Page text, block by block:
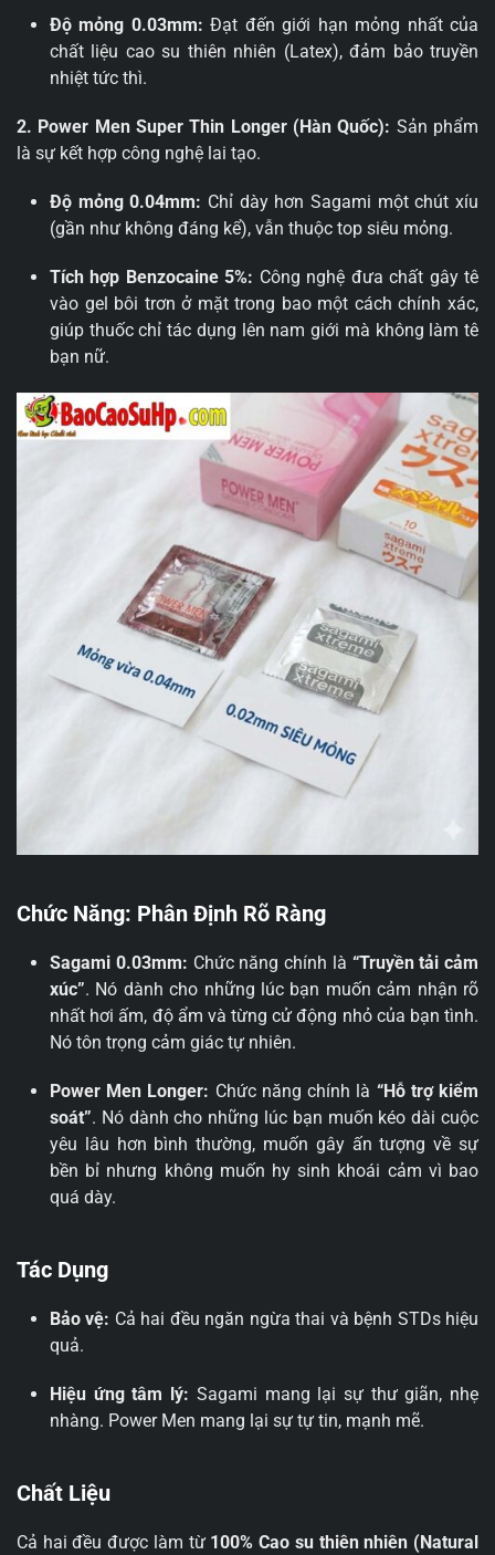
Độ mỏng 0.03mm: Đạt đến giới hạn mỏng nhất của
chất liệu cao su thiên nhiên (Latex), đảm bảo truyền
nhiệt tức thì.
2. Power Men Super Thin Longer (Hàn Quốc): Sản phẩm
là sự kết hợp công nghệ lai tạo.
Độ mỏng 0.04mm: Chỉ dày hơn Sagami một chút xíu
(gần như không đáng kể), vẫn thuộc top siêu mỏng.
Tích hợp Benzocaine 5%: Công nghệ đưa chất gây tê
vào gel bôi trơn ở mặt trong bao một cách chính xác,
giúp thuốc chỉ tác dụng lên nam giới mà không làm tê
bạn nữ.
Chức Năng: Phân Định Rõ Ràng
Sagami 0.03mm: Chức năng chính là “Truyền tải cảm
xúc”. Nó dành cho những lúc bạn muốn cảm nhận rõ
nhất hơi ấm, độ ẩm và từng cử động nhỏ của bạn tình.
Nó tôn trọng cảm giác tự nhiên.
Power Men Longer: Chức năng chính là “Hỗ trợ kiểm
soát”. Nó dành cho những lúc bạn muốn kéo dài cuộc
yêu lâu hơn bình thường, muốn gây ấn tượng về sự
bền bỉ nhưng không muốn hy sinh khoái cảm vì bao
quá dày.
Tác Dụng
Bảo vệ: Cả hai đều ngăn ngừa thai và bệnh STDs hiệu
quả.
Hiệu ứng tâm lý: Sagami mang lại sự thư giãn, nhẹ
nhàng. Power Men mang lại sự tự tin, mạnh mẽ.
Chất Liệu
Cả hai đều được làm từ 100% Cao su thiên nhiên (Natural